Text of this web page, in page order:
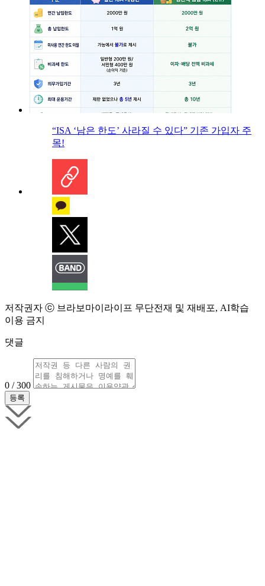
“ISA ‘남은 한도’ 사라질 수 있다” 기존 가입자 주
목!
저작권자 ⓒ 브라보마이라이프 무단전재 및 재배포, AI학습
이용 금지
댓글
0 / 300